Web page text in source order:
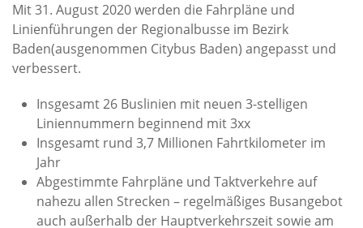
Mit 31. August 2020 werden die Fahrpläne und
Linienführungen der Regionalbusse im Bezirk
Baden(ausgenommen Citybus Baden) angepasst und
verbessert.
Insgesamt 26 Buslinien mit neuen 3-stelligen
Liniennummern beginnend mit 3xx
Insgesamt rund 3,7 Millionen Fahrtkilometer im
Jahr
Abgestimmte Fahrpläne und Taktverkehre auf
nahezu allen Strecken – regelmäßiges Busangebot
auch außerhalb der Hauptverkehrszeit sowie am